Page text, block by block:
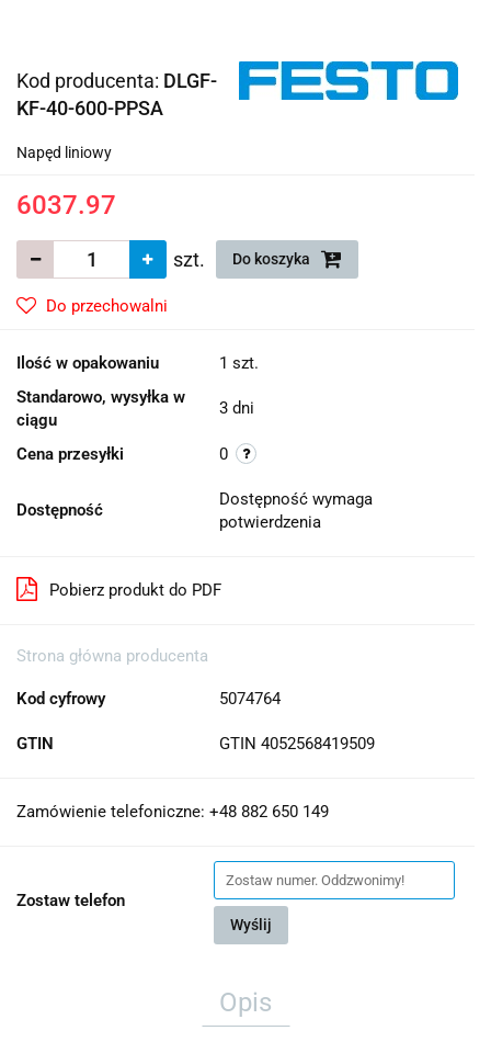
Kod producenta: DLGF-
KF-40-600-PPSA
Napęd liniowy
6037.97
szt. Do koszyka
Do przechowalni
Ilość w opakowaniu
1 szt.
Standarowo, wysyłka w
ciągu
3 dni
Cena przesyłki 0
Dostępność
Dostępność wymaga
potwierdzenia
Pobierz produkt do PDF
Strona główna producenta
Kod cyfrowy 5074764
GTIN GTIN 4052568419509
Zamówienie telefoniczne: +48 882 650 149
Zostaw telefon
Wyślij
Opis